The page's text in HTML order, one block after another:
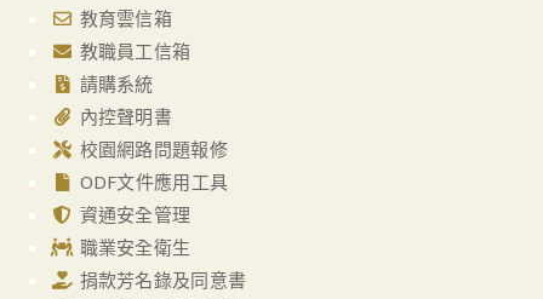
教育雲信箱
教職員工信箱
請購系統
內控聲明書
校園網路問題報修
ODF文件應用工具
資通安全管理
職業安全衛生
捐款芳名錄及同意書